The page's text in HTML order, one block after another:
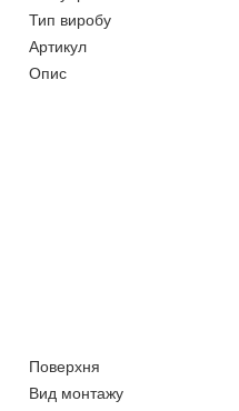
Тип виробу
Артикул
Опис
Поверхня
Вид монтажу